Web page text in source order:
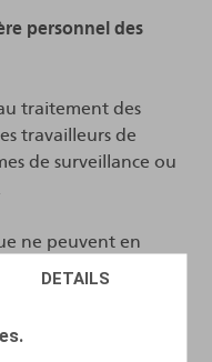
DETAILS
personnel des
traitement des
travailleurs de
de surveillance ou
ne peuvent en
numériques au
ou de décision
du traitement de
ou